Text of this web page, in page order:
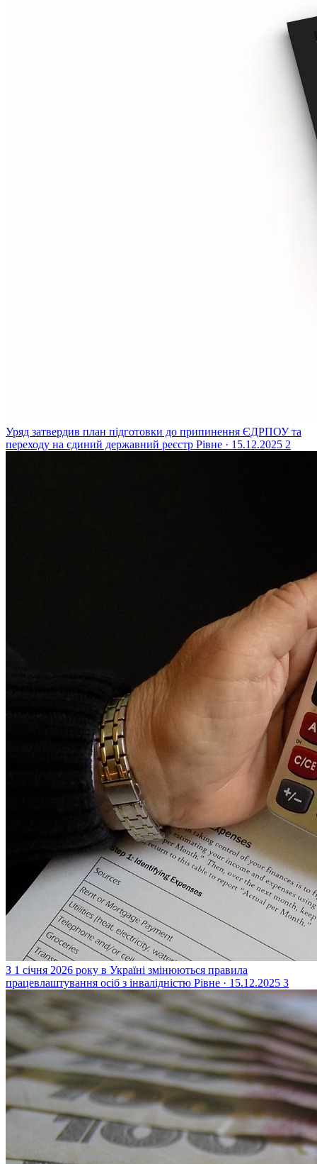
Уряд затвердив план підготовки до припинення ЄДРПОУ та
переходу на єдиний державний реєстр Рівне · 15.12.2025 2
З 1 січня 2026 року в Україні змінюються правила
працевлаштування осіб з інвалідністю Рівне · 15.12.2025 3